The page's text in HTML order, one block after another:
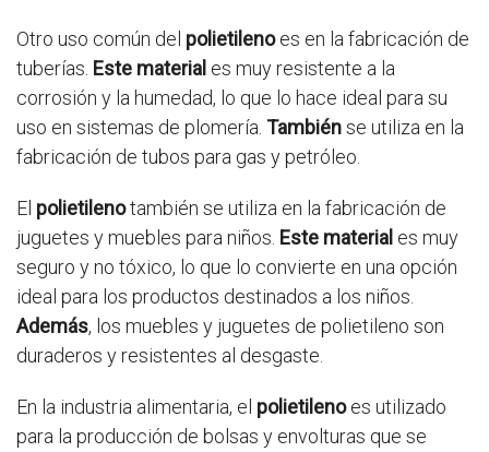
Otro uso común del polietilenoes en la fabricación de
tuberías. Este material es muy resistente a la
corrosión y la humedad, lo que lo hace ideal para su
uso en sistemas de plomería. Tambiénse utiliza en la
fabricación de tubos para gas y petróleo.
El polietilenotambién se utiliza en la fabricación de
juguetes y muebles para niños. Este material es muy
seguro y no tóxico, lo que lo convierte en una opción
ideal para los productos destinados a los niños.
Además, los muebles y juguetes de polietileno son
duraderos y resistentes al desgaste.
En la industria alimentaria, el polietilenoes utilizado
para la producción de bolsas y envolturas que se